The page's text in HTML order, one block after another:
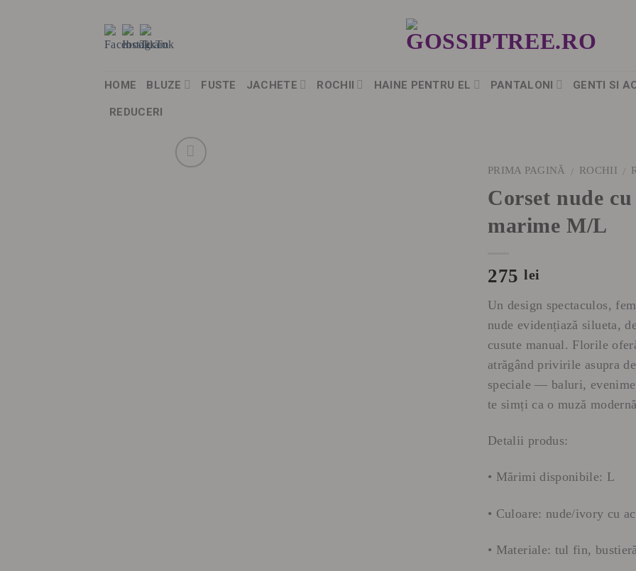
HOME BLUZE FUSTE JACHETE ROCHII HAINE PENTRU EL PANTALONI GENTI SI
REDUCERI
PRIMA PAGINĂ / ROCHII /
Corset nude
marime M/L
275lei
Un design spectaculos,
nude evidențiază silueta,
cusute manual. Florile
atrăgând privirile asupra
speciale — baluri,
te simți ca o muză
Detalii produs:
• Mărimi disponibile: L
• Culoare: nude/ivory cu
• Materiale: tul fin,